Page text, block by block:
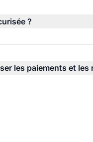
?
les paiements et les